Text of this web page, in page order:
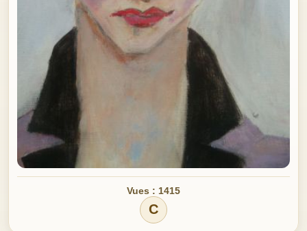
Vues : 1415
C